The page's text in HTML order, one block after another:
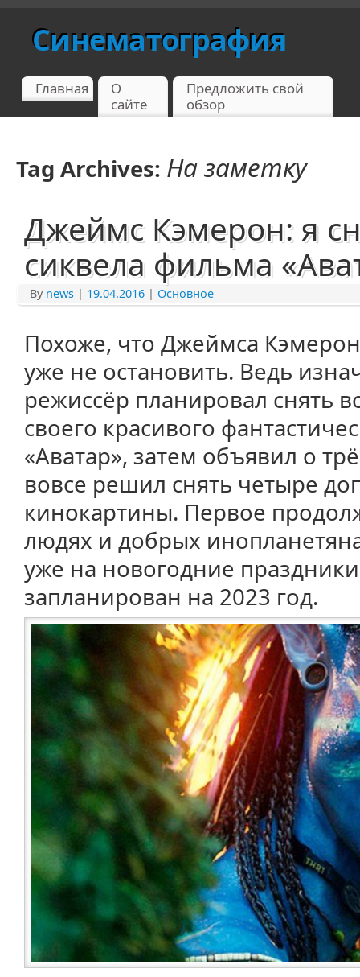
Синематография
Главная
О
сайте
Предложить свой
обзор
Tag Archives: На заметку
Джеймс Кэмерон: я
сиквела фильма
By news | 19.04.2016 | Основное
Похоже, что Джеймса
уже не остановить. Ведь
режиссёр планировал снять
своего красивого
«Аватар», затем объявил о
вовсе решил снять четыре
кинокартины. Первое
людях и добрых
уже на новогодние
запланирован на 2023 год.